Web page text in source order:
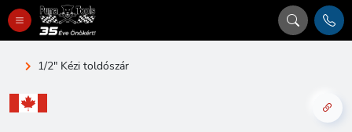
1/2" Kézi toldószár